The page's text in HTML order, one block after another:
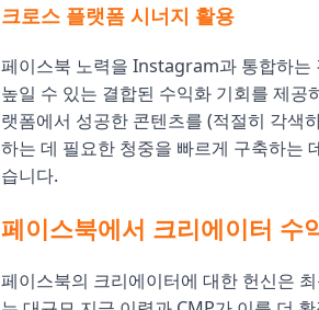
크로스 플랫폼 시너지 활용
페이스북 노력을 Instagram과 통합하는
높일 수 있는 결합된 수익화 기회를 제
랫폼에서 성공한 콘텐츠를 (적절히 각색
하는 데 필요한 청중을 빠르게 구축하는
습니다.
페이스북에서 크리에이터 수
페이스북의 크리에이터에 대한 헌신은